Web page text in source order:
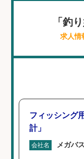
「釣
求人情
フィッシング
計」
会社名 メガバ